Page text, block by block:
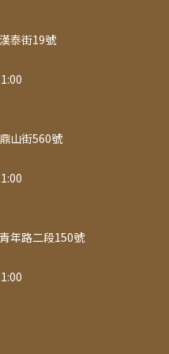
泰街19號
山街560號
年路二段150號